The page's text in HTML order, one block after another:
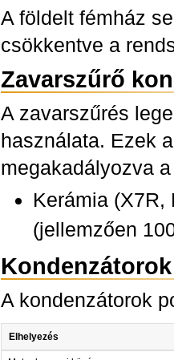
A földelt fémház
csökkentve a
Zavarszűrő
A zavarszűrés
használata. Ezek
megakadályozva
Kerámia
(jellemzően
A kondenzátorok
Elhelyezés